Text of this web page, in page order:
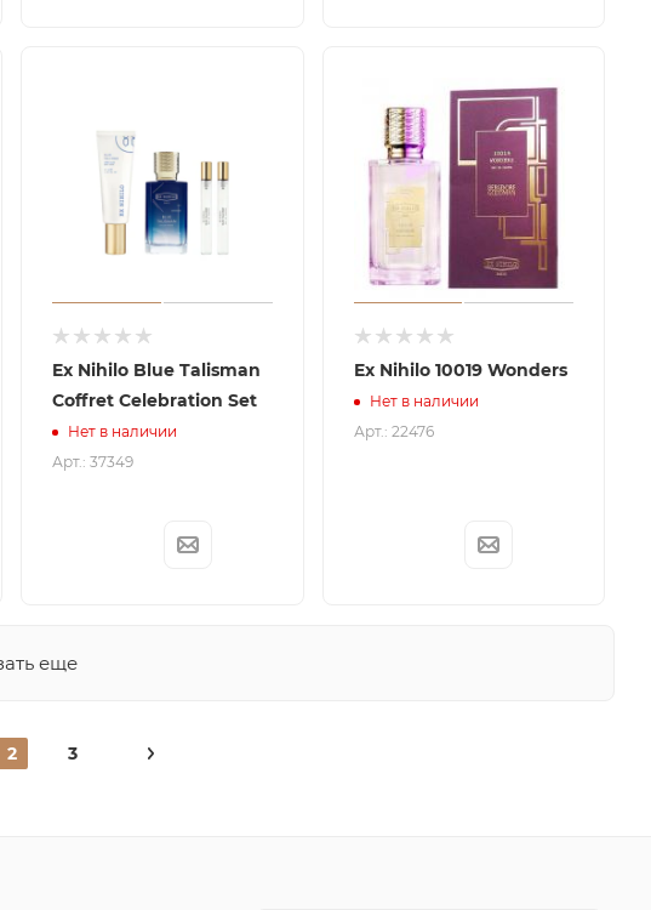
Ex Nihilo Blue Talisman
Coffret Celebration Set
Нет в наличии
Арт.: 37349
Ex Nihilo 10019 Wonders
Нет в наличии
Арт.: 22476
еще
2 3